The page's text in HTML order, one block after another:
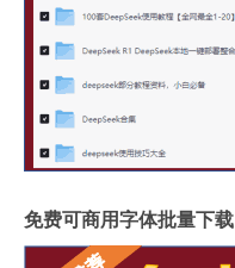
免费可商用字体批量下载